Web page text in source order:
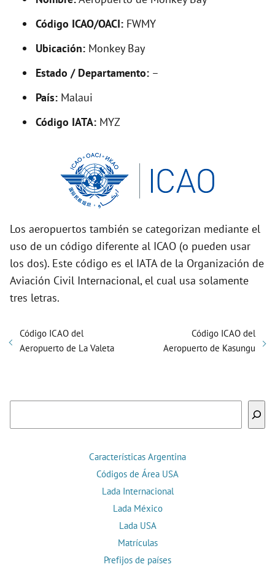
i
Código ICAO/OACI: FWMY
Ubicación: Monkey Bay
Estado / Departamento: –
País: Malaui
Código IATA: MYZ
Los aeropuertos también se categorizan mediante el
uso de un código diferente al ICAO (o pueden usar
los dos). Este código es el IATA de la Organización de
Aviación Civil Internacional, el cual usa solamente
tres letras.
Código ICAO del
Aeropuerto de La Valeta
Código ICAO del
Aeropuerto de Kasungu
Características Argentina
Códigos de Área USA
Lada Internacional
Lada México
Lada USA
Matrículas
Prefijos de países